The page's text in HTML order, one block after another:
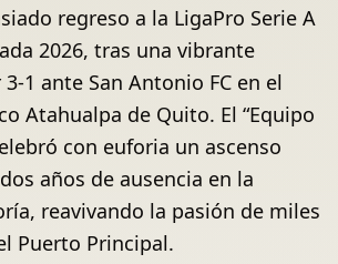
regreso a la LigaPro Serie A
2026, tras una vibrante
1 ante San Antonio FC en el
Atahualpa de Quito. El “Equipo
con euforia un ascenso
años de ausencia en la
reavivando la pasión de miles
Puerto Principal.